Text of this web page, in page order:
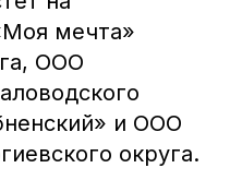
мечта»
ООО
и ООО
округа.